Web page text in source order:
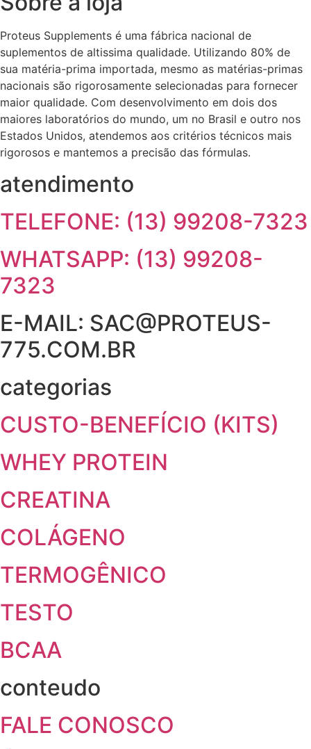
Proteus Supplements é uma fábrica nacional de
suplementos de altissima qualidade. Utilizando 80% de
sua matéria-prima importada, mesmo as matérias-primas
nacionais são rigorosamente selecionadas para fornecer
maior qualidade. Com desenvolvimento em dois dos
maiores laboratórios do mundo, um no Brasil e outro nos
Estados Unidos, atendemos aos critérios técnicos mais
rigorosos e mantemos a precisão das fórmulas.
atendimento
TELEFONE: (13) 99208-7323
WHATSAPP: (13) 99208-
7323
E-MAIL: SAC@PROTEUS-
775.COM.BR
categorias
CUSTO-BENEFÍCIO (KITS)
WHEY PROTEIN
CREATINA
COLÁGENO
TERMOGÊNICO
TESTO
BCAA
conteudo
FALE CONOSCO